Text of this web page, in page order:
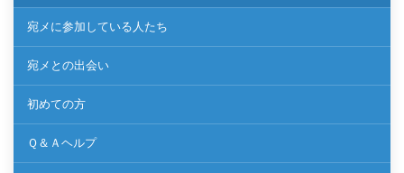
宛メに参加している人たち
宛メとの出会い
初めての方
Ｑ＆Ａヘルプ